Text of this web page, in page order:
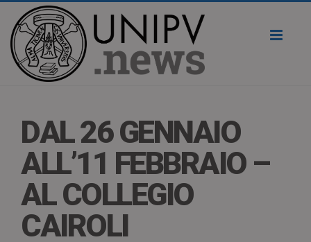
DAL 26 GENNAIO
ALL’11 FEBBRAIO –
AL COLLEGIO
CAIROLI